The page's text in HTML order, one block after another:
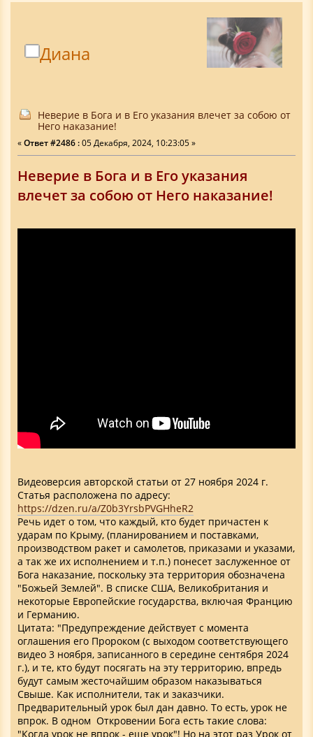
Диана
Неверие в Бога и в Его указания влечет за собою от
Него наказание!
«Ответ #2486 :05 Декабря, 2024, 10:23:05 »
Неверие в Бога и в Его указания
влечет за собою от Него наказание!
Видеоверсия авторской статьи от 27 ноября 2024 г.
Статья расположена по адресу:
https://dzen.ru/a/Z0b3YrsbPVGHheR2
Речь идет о том, что каждый, кто будет причастен к
ударам по Крыму, (планированием и поставками,
производством ракет и самолетов, приказами и указами,
а так же их исполнением и т.п.) понесет заслуженное от
Бога наказание, поскольку эта территория обозначена
"Божьей Землей". В списке США, Великобритания и
некоторые Европейские государства, включая Францию
и Германию.
Цитата: "Предупреждение действует с момента
оглашения его Пророком (с выходом соответствующего
видео 3 ноября, записанного в середине сентября 2024
г.), и те, кто будут посягать на эту территорию, впредь
будут самым жесточайшим образом наказываться
Свыше. Как исполнители, так и заказчики.
Предварительный урок был дан давно. То есть, урок не
впрок. В одном Откровении Бога есть такие слова:
"Когда урок не впрок - еще урок"! Но на этот раз Урок от